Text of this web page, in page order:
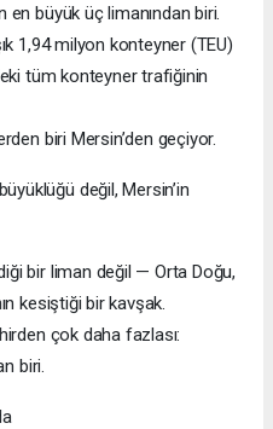
en büyük üç limanından biri.
1,94 milyon konteyner (TEU)
tüm konteyner trafiğinin
biri Mersin’den geçiyor.
değil, Mersin’in
bir liman değil — Orta Doğu,
kesiştiği bir kavşak.
çok daha fazlası:
biri.